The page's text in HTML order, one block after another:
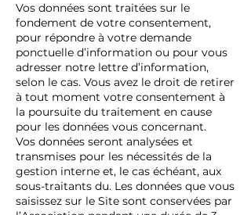
Vos données sont traitées sur le
fondement de votre consentement,
pour répondre à votre demande
ponctuelle d’information ou pour vous
adresser notre lettre d’information,
selon le cas. Vous avez le droit de retirer
à tout moment votre consentement à
la poursuite du traitement en cause
pour les données vous concernant.
Vos données seront analysées et
transmises pour les nécessités de la
gestion interne et, le cas échéant, aux
sous-traitants du. Les données que vous
saisissez sur le Site sont conservées par